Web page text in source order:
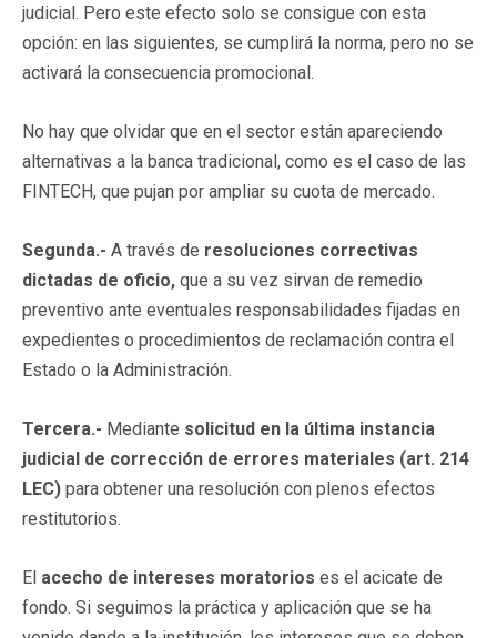
judicial. Pero este efecto solo se consigue con esta
opción: en las siguientes, se cumplirá la norma, pero no se
activará la consecuencia promocional.
No hay que olvidar que en el sector están apareciendo
alternativas a la banca tradicional, como es el caso de las
FINTECH, que pujan por ampliar su cuota de mercado.
Segunda.- A través de resoluciones correctivas
dictadas de oficio, que a su vez sirvan de remedio
preventivo ante eventuales responsabilidades fijadas en
expedientes o procedimientos de reclamación contra el
Estado o la Administración.
Tercera.- Mediante solicitud en la última instancia
judicial de corrección de errores materiales (art. 214
LEC) para obtener una resolución con plenos efectos
restitutorios.
El acecho de intereses moratorios es el acicate de
fondo. Si seguimos la práctica y aplicación que se ha